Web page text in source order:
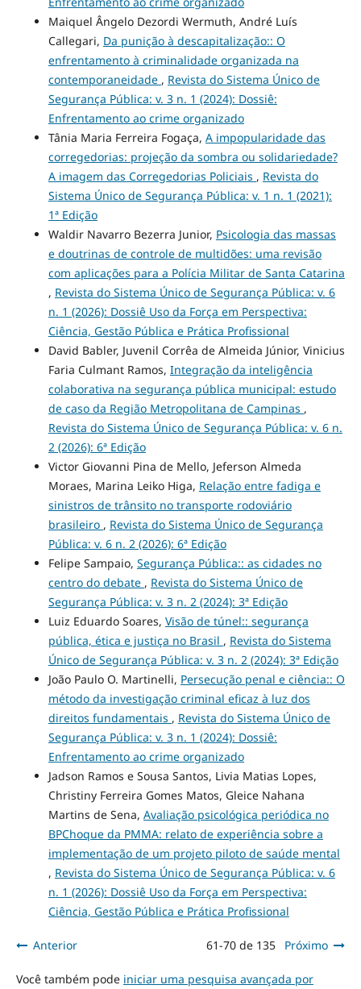
Maiquel Ângelo Dezordi Wermuth, André Luís
Callegari, Da punição à descapitalização:: O
enfrentamento à criminalidade organizada na
contemporaneidade , Revista do Sistema Único de
Segurança Pública: v. 3 n. 1 (2024): Dossiê:
Enfrentamento ao crime organizado
Tânia Maria Ferreira Fogaça, A impopularidade das
corregedorias: projeção da sombra ou solidariedade?
A imagem das Corregedorias Policiais , Revista do
Sistema Único de Segurança Pública: v. 1 n. 1 (2021):
1ª Edição
Waldir Navarro Bezerra Junior, Psicologia das massas
e doutrinas de controle de multidões: uma revisão
com aplicações para a Polícia Militar de Santa Catarina
, Revista do Sistema Único de Segurança Pública: v. 6
n. 1 (2026): Dossiê Uso da Força em Perspectiva:
Ciência, Gestão Pública e Prática Profissional
David Babler, Juvenil Corrêa de Almeida Júnior, Vinicius
Faria Culmant Ramos, Integração da inteligência
colaborativa na segurança pública municipal: estudo
de caso da Região Metropolitana de Campinas ,
Revista do Sistema Único de Segurança Pública: v. 6 n.
2 (2026): 6ª Edição
Victor Giovanni Pina de Mello, Jeferson Almeda
Moraes, Marina Leiko Higa, Relação entre fadiga e
sinistros de trânsito no transporte rodoviário
brasileiro , Revista do Sistema Único de Segurança
Pública: v. 6 n. 2 (2026): 6ª Edição
Felipe Sampaio, Segurança Pública:: as cidades no
centro do debate , Revista do Sistema Único de
Segurança Pública: v. 3 n. 2 (2024): 3ª Edição
Luiz Eduardo Soares, Visão de túnel:: segurança
pública, ética e justiça no Brasil , Revista do Sistema
Único de Segurança Pública: v. 3 n. 2 (2024): 3ª Edição
João Paulo O. Martinelli, Persecução penal e ciência:: O
método da investigação criminal eficaz à luz dos
direitos fundamentais , Revista do Sistema Único de
Segurança Pública: v. 3 n. 1 (2024): Dossiê:
Enfrentamento ao crime organizado
Jadson Ramos e Sousa Santos, Livia Matias Lopes,
Christiny Ferreira Gomes Matos, Gleice Nahana
Martins de Sena, Avaliação psicológica periódica no
BPChoque da PMMA: relato de experiência sobre a
implementação de um projeto piloto de saúde mental
, Revista do Sistema Único de Segurança Pública: v. 6
n. 1 (2026): Dossiê Uso da Força em Perspectiva:
Ciência, Gestão Pública e Prática Profissional
Anterior 61-70 de 135 Próximo
Você também pode iniciar uma pesquisa avançada por